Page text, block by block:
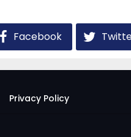
Facebook
Privacy Policy